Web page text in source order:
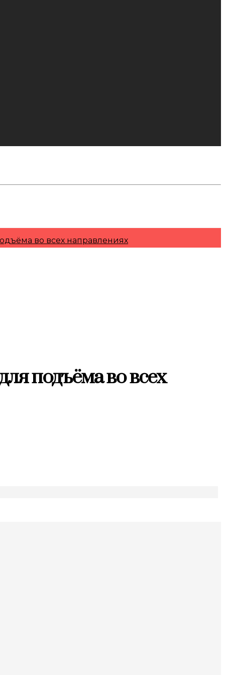
во всех направлениях
подъёма во всех